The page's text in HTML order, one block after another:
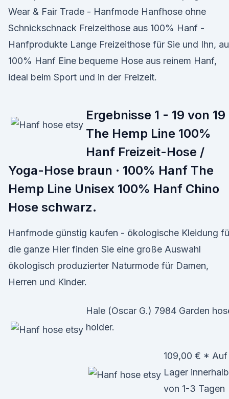
Wear & Fair Trade - Hanfmode Hanfhose ohne
Schnickschnack Freizeithose aus 100% Hanf -
Hanfprodukte Lange Freizeithose für Sie und Ihn,
100% Hanf Eine bequeme Hose aus reinem Hanf,
ideal beim Sport und in der Freizeit.
Ergebnisse 1 - 19 von 19
The Hemp Line 100%
Hanf Freizeit-Hose /
Yoga-Hose braun · 100% Hanf The
Hemp Line Unisex 100% Hanf Chino
Hose schwarz.
Hanfmode günstig kaufen - ökologische Kleidung
die ganze Hier finden Sie eine große Auswahl
ökologisch produzierter Naturmode für Damen,
Herren und Kinder.
Hale (Oscar G.) 7984 Garden
holder.
109,00 € * Auf
Lager innerhalb
von 1-3 Tagen